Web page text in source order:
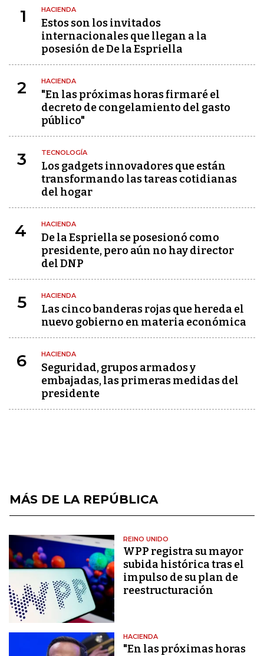
1 HACIENDA
Estos son los invitados
internacionales que llegan a la
posesión de De la Espriella
2 HACIENDA
"En las próximas horas firmaré el
decreto de congelamiento del gasto
público"
3 TECNOLOGÍA
Los gadgets innovadores que están
transformando las tareas cotidianas
del hogar
4 HACIENDA
De la Espriella se posesionó como
presidente, pero aún no hay director
del DNP
5 HACIENDA
Las cinco banderas rojas que hereda el
nuevo gobierno en materia económica
6 HACIENDA
Seguridad, grupos armados y
embajadas, las primeras medidas del
presidente
MÁS DE LA REPÚBLICA
REINO UNIDO
WPP registra su mayor
subida histórica tras el
impulso de su plan de
reestructuración
HACIENDA
"En las próximas horas